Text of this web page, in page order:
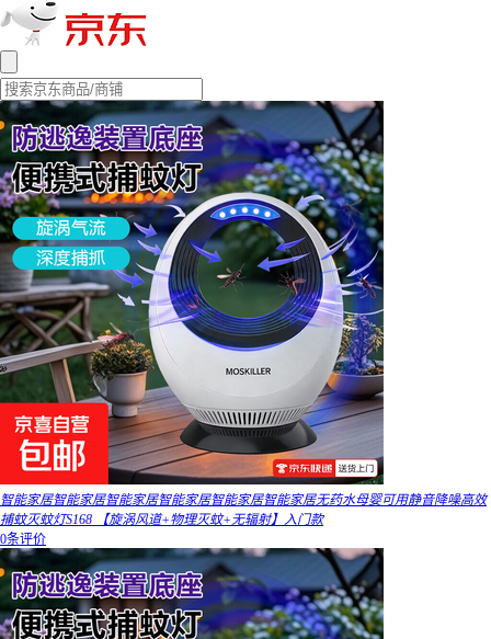
智能家居智能家居智能家居智能家居智能家居智能家居无药水母婴可用静音降噪高效
捕蚊灭蚊灯S168 【旋涡风道+物理灭蚊+无辐射】入门款
0条评价